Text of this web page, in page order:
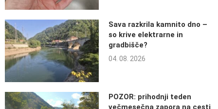
Sava razkrila kamnito dno –
so krive elektrarne in
gradbišče?
04. 08. 2026
POZOR: prihodnji teden
večmesečna zapora na cesti